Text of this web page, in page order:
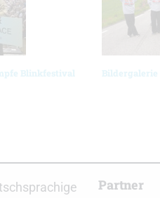
Blinkfestival
Partner